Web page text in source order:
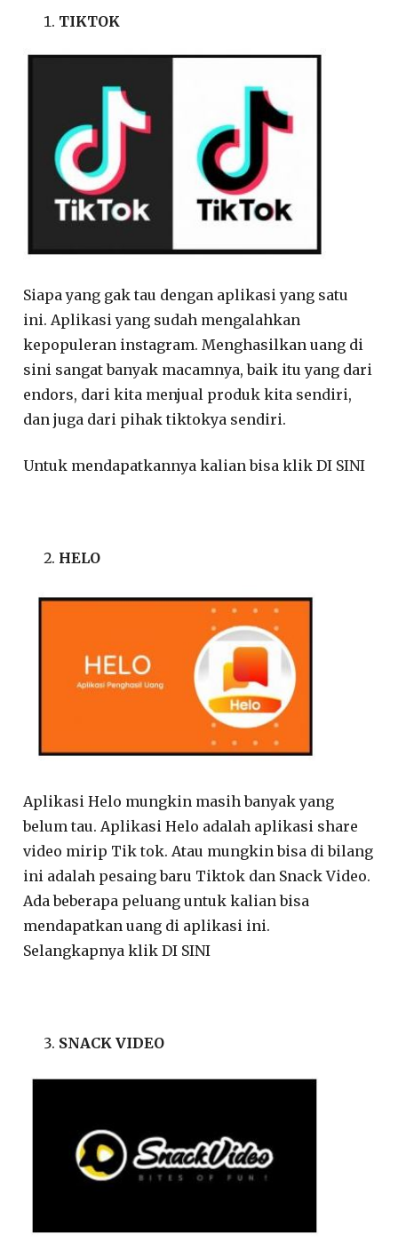
TIKTOK
Siapa yang gak tau dengan aplikasi yang satu
ini. Aplikasi yang sudah mengalahkan
kepopuleran instagram. Menghasilkan uang di
sini sangat banyak macamnya, baik itu yang dari
endors, dari kita menjual produk kita sendiri,
dan juga dari pihak tiktokya sendiri.
Untuk mendapatkannya kalian bisa klik DI SINI
HELO
Aplikasi Helo mungkin masih banyak yang
belum tau. Aplikasi Helo adalah aplikasi share
video mirip Tik tok. Atau mungkin bisa di bilang
ini adalah pesaing baru Tiktok dan Snack Video.
Ada beberapa peluang untuk kalian bisa
mendapatkan uang di aplikasi ini.
Selangkapnya klik DI SINI
SNACK VIDEO